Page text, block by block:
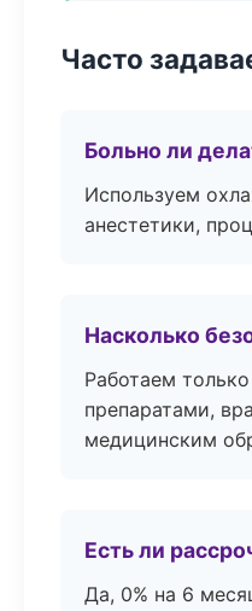
Часто
Больно ли
Используем
анестетики,
Насколько
Работаем
препаратами,
медицинским
Есть ли
Да, 0% на 6